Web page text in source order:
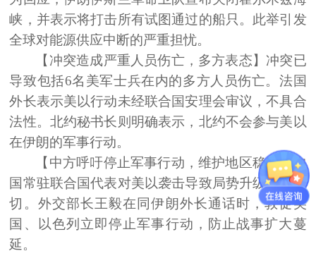
峡，并表示将打击所有试图通过的船只。此举引发
全球对能源供应中断的严重担忧。
【冲突造成严重人员伤亡，多方表态】 冲突已
导致包括6名美军士兵在内的多方人员伤亡。法国
外长表示美以行动未经联合国安理会审议，不具合
法性。北约秘书长则明确表示，北约不会参与美以
在伊朗的军事行动。
【中方呼吁停止军事行动，维护地区稳定】中
国常驻联合国代表对美以袭击导致局势升级深表关
切。外交部长王毅在同伊朗外长通话时，敦促美
国、以色列立即停止军事行动，防止战事扩大蔓
延。